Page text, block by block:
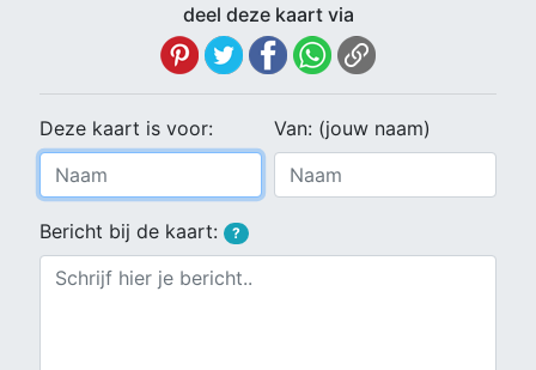
deel deze kaart via
Deze kaart is voor: Van: (jouw naam)
Bericht bij de kaart: ?